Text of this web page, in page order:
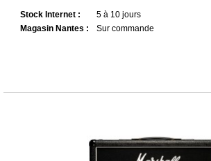
Stock Internet :
5 à 10 jours
Magasin Nantes :
Sur commande